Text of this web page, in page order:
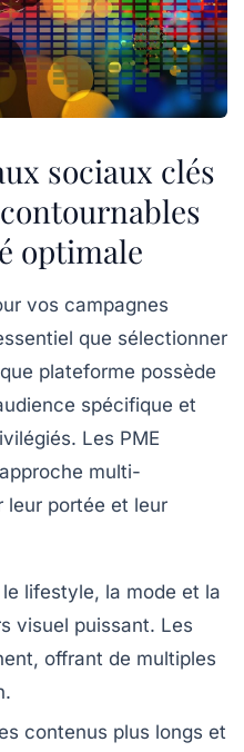
sociaux clés
optimale
vos campagnes
que sélectionner
plateforme possède
spécifique et
Les PME
multi-
leur portée et leur
lifestyle, la mode et la
visuel puissant. Les
offrant de multiples
contenus plus longs et